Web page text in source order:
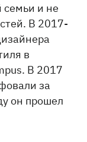
семьи и не
В 2017-
в
В 2017
за
он прошел